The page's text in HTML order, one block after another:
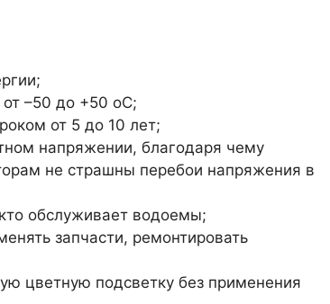
–50 до +50 оС;
от 5 до 10 лет;
напряжении, благодаря чему
не страшны перебои напряжения в
обслуживает водоемы;
запчасти, ремонтировать
цветную подсветку без применения